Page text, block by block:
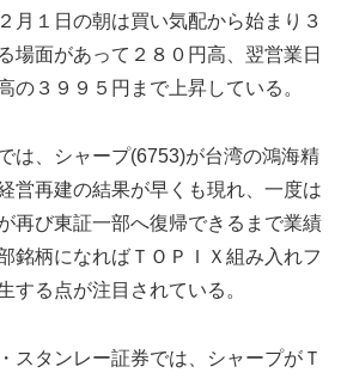
月１日の朝は買い気配から始まり３
場面があって２８０円高、翌営業日
の３９９５円まで上昇している。
は、シャープ(6753)が台湾の鴻海精
営再建の結果が早くも現れ、一度は
再び東証一部へ復帰できるまで業績
銘柄になればＴＯＰＩＸ組み入れフ
する点が注目されている。
スタンレー証券では、シャープがＴ